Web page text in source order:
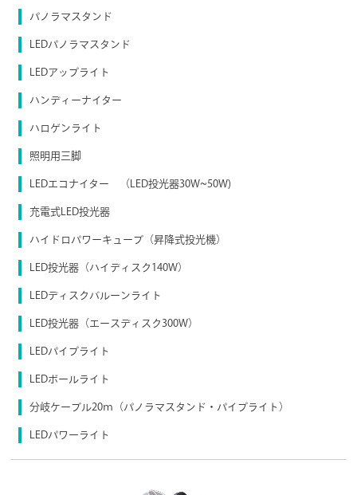
パノラマスタンド
LEDパノラマスタンド
LEDアップライト
ハンディーナイター
ハロゲンライト
照明用三脚
LEDエコナイター （LED投光器30W~50W)
充電式LED投光器
ハイドロパワーキューブ（昇降式投光機）
LED投光器（ハイディスク140W）
LEDディスクバルーンライト
LED投光器（エースディスク300W）
LEDパイプライト
LEDボールライト
分岐ケーブル20ｍ（パノラマスタンド・パイプライト）
LEDパワーライト